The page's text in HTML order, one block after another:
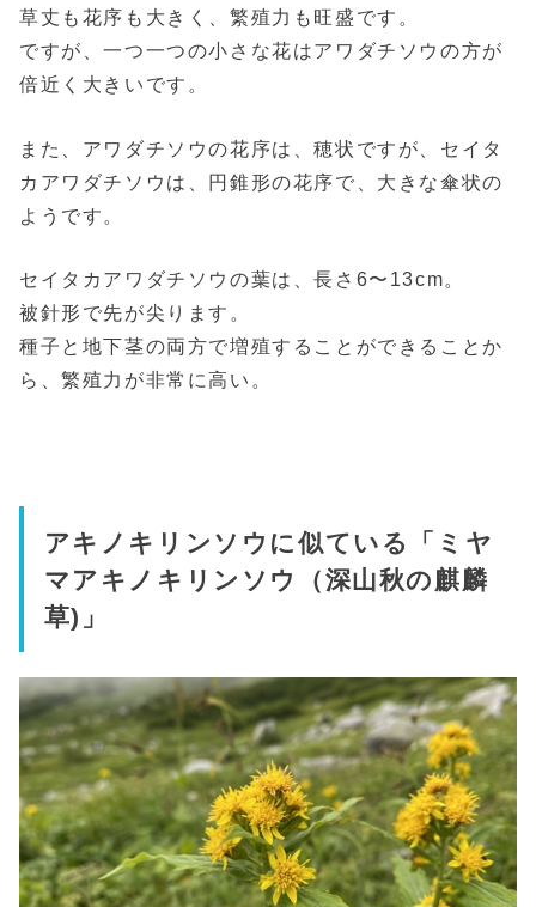
草丈も花序も大きく、繁殖力も旺盛です。
ですが、一つ一つの小さな花はアワダチソウの方が
倍近く大きいです。
また、アワダチソウの花序は、穂状ですが、セイタ
カアワダチソウは、円錐形の花序で、大きな傘状の
ようです。
セイタカアワダチソウの葉は、長さ6〜13cm。
被針形で先が尖ります。
種子と地下茎の両方で増殖することができることか
ら、繁殖力が非常に高い。
アキノキリンソウに似ている「ミヤ
マアキノキリンソウ（深山秋の麒麟
草)」